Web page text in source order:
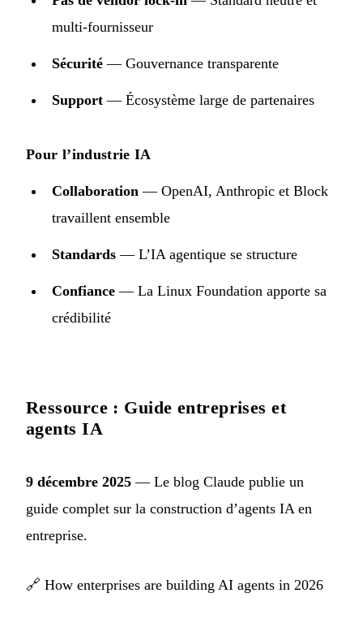
multi-fournisseur
Sécurité — Gouvernance transparente
Support — Écosystème large de partenaires
Pour l’industrie IA
Collaboration — OpenAI, Anthropic et Block
travaillent ensemble
Standards — L’IA agentique se structure
Confiance — La Linux Foundation apporte sa
crédibilité
Ressource : Guide entreprises et
agents IA
9 décembre 2025 — Le blog Claude publie un
guide complet sur la construction d’agents IA en
entreprise.
🔗 How enterprises are building AI agents in 2026